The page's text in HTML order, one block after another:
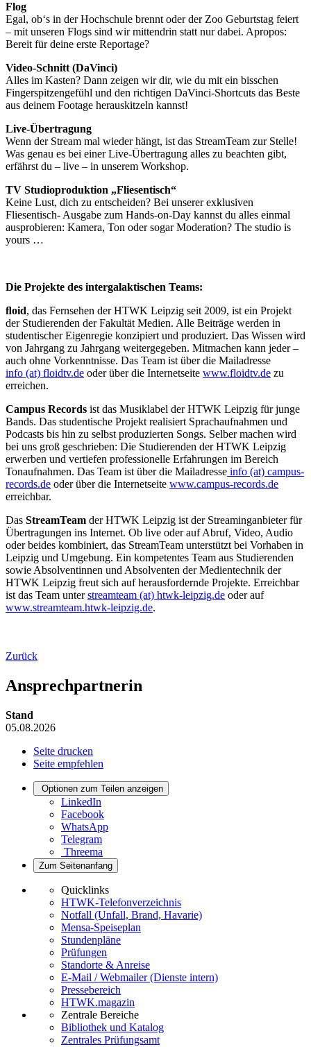
Flog
Egal, ob‘s in der Hochschule brennt oder der Zoo Geburtstag feiert
– mit unseren Flogs sind wir mittendrin statt nur dabei. Apropos:
Bereit für deine erste Reportage?
Video-Schnitt (DaVinci)
Alles im Kasten? Dann zeigen wir dir, wie du mit ein bisschen
Fingerspitzengefühl und den richtigen DaVinci-Shortcuts das Beste
aus deinem Footage herauskitzeln kannst!
Live-Übertragung
Wenn der Stream mal wieder hängt, ist das StreamTeam zur Stelle!
Was genau es bei einer Live-Übertragung alles zu beachten gibt,
erfährst du – live – in unserem Workshop.
TV Studioproduktion „Fliesentisch“
Keine Lust, dich zu entscheiden? Bei unserer exklusiven
Fliesentisch- Ausgabe zum Hands-on-Day kannst du alles einmal
ausprobieren: Kamera, Ton oder sogar Moderation? The studio is
yours …
Die Projekte des intergalaktischen Teams:
ﬂoid, das Fernsehen der HTWK Leipzig seit 2009, ist ein Projekt
der Studierenden der Fakultät Medien. Alle Beiträge werden in
studentischer Eigenregie konzipiert und produziert. Das Wissen wird
von Jahrgang zu Jahrgang weitergegeben. Mitmachen kann jeder –
auch ohne Vorkenntnisse. Das Team ist über die Mailadresse
info (at) floidtv.de oder über die Internetseite www.floidtv.de zu
erreichen.
Campus Records ist das Musiklabel der HTWK Leipzig für junge
Bands. Das studentische Projekt realisiert Sprachaufnahmen und
Podcasts bis hin zu selbst produzierten Songs. Selber machen wird
bei uns groß geschrieben: Die Studierenden der HTWK Leipzig
erwerben und vertiefen professionelle Erfahrungen im Bereich
Tonaufnahmen. Das Team ist über die Mailadresse info (at) campus-
records.de oder über die Internetseite www.campus-records.de
erreichbar.
Das StreamTeam der HTWK Leipzig ist der Streaminganbieter für
Übertragungen ins Internet. Ob live oder auf Abruf, Video, Audio
oder beides kombiniert, das StreamTeam unterstützt bei Vorhaben in
Leipzig und Umgebung. Ein kompetentes Team aus Studierenden
sowie Absolventinnen und Absolventen der Medientechnik der
HTWK Leipzig freut sich auf herausfordernde Projekte. Erreichbar
ist das Team unterstreamteam (at) htwk-leipzig.de oder auf
www.streamteam.htwk-leipzig.de.
Zurück
Ansprechpartnerin
Stand
05.08.2026
Seite drucken
Seite empfehlen
Optionen zum Teilen anzeigen
LinkedIn
Facebook
WhatsApp
Telegram
Threema
Zum Seitenanfang
Quicklinks
HTWK-Telefonverzeichnis
Notfall (Unfall, Brand, Havarie)
Mensa-Speiseplan
Stundenpläne
Prüfungen
Standorte & Anreise
E-Mail / Webmailer (Dienste intern)
Pressebereich
HTWK.magazin
Zentrale Bereiche
Bibliothek und Katalog
Zentrales Prüfungsamt